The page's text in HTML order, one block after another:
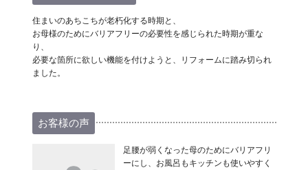
住まいのあちこちが老朽化する時期と、
お母様のためにバリアフリーの必要性を感じられた時期が重な
り、
必要な箇所に欲しい機能を付けようと、リフォームに踏み切られ
ました。
お客様の声
足腰が弱くなった母のためにバリアフリ
ーにし、お風呂もキッチンも使いやすく